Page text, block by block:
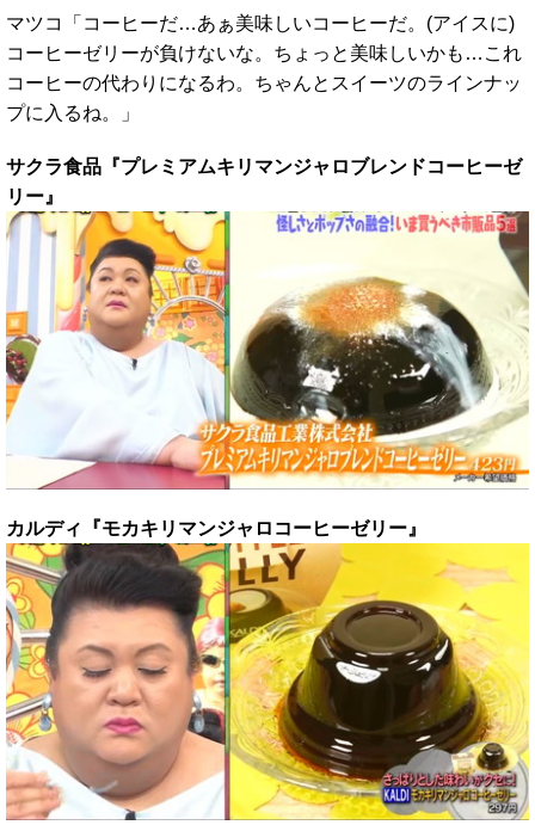
マツコ「コーヒーだ…あぁ美味しいコーヒーだ。(アイスに)
コーヒーゼリーが負けないな。ちょっと美味しいかも…これ
コーヒーの代わりになるわ。ちゃんとスイーツのラインナッ
プに入るね。」
サクラ食品『プレミアムキリマンジャロブレンドコーヒーゼ
リー』
カルディ『モカキリマンジャロコーヒーゼリー』